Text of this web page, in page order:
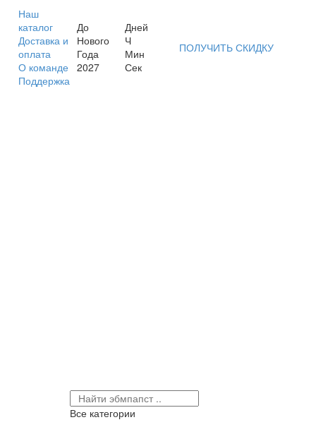
Наш
каталог
Доставка и
оплата
О команде
Поддержка
До
Нового
Года
2027
Дней
Ч
Мин
Сек
ПОЛУЧИТЬ СКИДКУ
Все категории